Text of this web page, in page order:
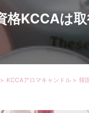
格KCCAは
> KCCAアロマキャンドル > 韓